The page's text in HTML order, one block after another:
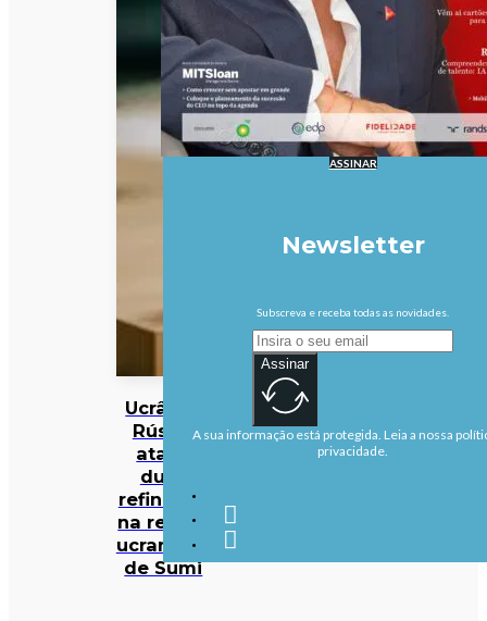
Ucrânia:
Rússia
ataca
duas
refinarias
na região
ucraniana
de Sumi
ASSINAR
Newsletter
Subscreva e receba todas as novidades.
Assinar
A sua informação está protegida. Leia a nossa
privacidade.